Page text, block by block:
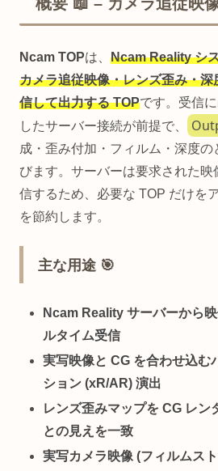
Ncam TOPは、 Ncam Reality シ
カメラ追従映像・レンズ歪み・
信して出力する TOPです。受信
したサーバー接続が前提で、
成・歪み付加・フィルム・深度
びます。サーバーは要求された
信するため、必要な TOP だけを
を節約します。
主な用途 🎯
Ncam Reality サーバーから
ルタイム受信
実写映像と CG を合わせ込む
ション (xR/AR) 演出
レンズ歪みマップを CG レン
との見えを一致
実写カメラ映像 (フィルムス